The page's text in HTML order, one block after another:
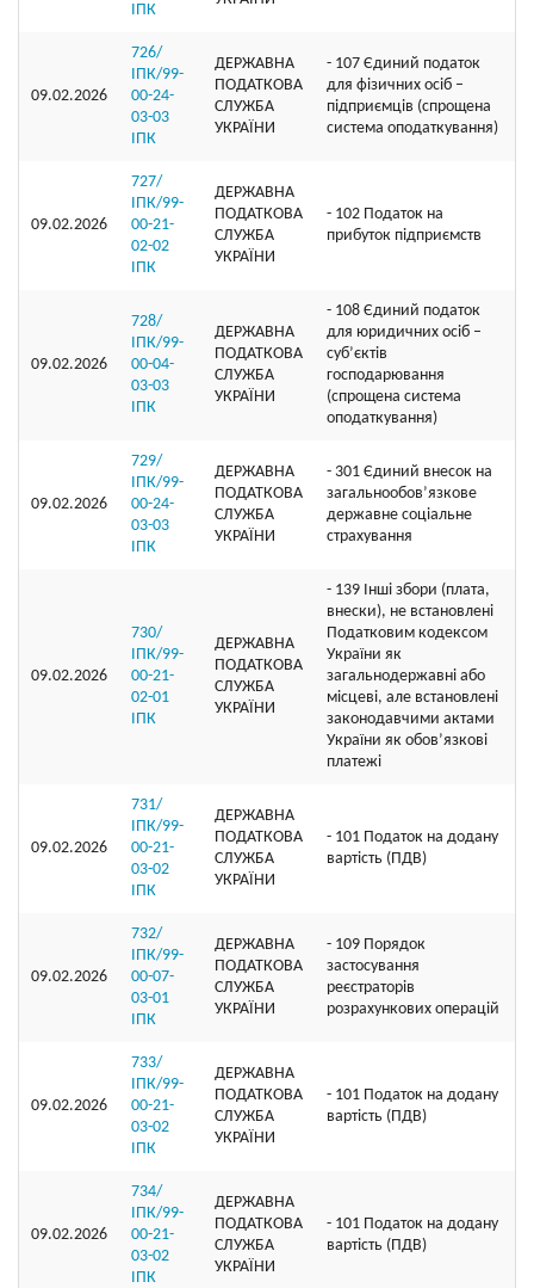
ІПК
09.02.2026
726/
ІПК/99-
00-24-
03-03
ІПК
ДЕРЖАВНА
ПОДАТКОВА
СЛУЖБА
УКРАЇНИ
- 107 Єдиний податок
для фізичних осіб –
підприємців (спрощена
система оподаткування)
09.02.2026
727/
ІПК/99-
00-21-
02-02
ІПК
ДЕРЖАВНА
ПОДАТКОВА
СЛУЖБА
УКРАЇНИ
- 102 Податок на
прибуток підприємств
09.02.2026
728/
ІПК/99-
00-04-
03-03
ІПК
ДЕРЖАВНА
ПОДАТКОВА
СЛУЖБА
УКРАЇНИ
- 108 Єдиний податок
для юридичних осіб –
суб’єктів
господарювання
(спрощена система
оподаткування)
09.02.2026
729/
ІПК/99-
00-24-
03-03
ІПК
ДЕРЖАВНА
ПОДАТКОВА
СЛУЖБА
УКРАЇНИ
- 301 Єдиний внесок на
загальнообов’язкове
державне соціальне
страхування
09.02.2026
730/
ІПК/99-
00-21-
02-01
ІПК
ДЕРЖАВНА
ПОДАТКОВА
СЛУЖБА
УКРАЇНИ
- 139 Інші збори (плата,
внески), не встановлені
Податковим кодексом
України як
загальнодержавні або
місцеві, але встановлені
законодавчими актами
України як обов’язкові
платежі
09.02.2026
731/
ІПК/99-
00-21-
03-02
ІПК
ДЕРЖАВНА
ПОДАТКОВА
СЛУЖБА
УКРАЇНИ
- 101 Податок на додану
вартість (ПДВ)
09.02.2026
732/
ІПК/99-
00-07-
03-01
ІПК
ДЕРЖАВНА
ПОДАТКОВА
СЛУЖБА
УКРАЇНИ
- 109 Порядок
застосування
реєстраторів
розрахункових операцій
09.02.2026
733/
ІПК/99-
00-21-
03-02
ІПК
ДЕРЖАВНА
ПОДАТКОВА
СЛУЖБА
УКРАЇНИ
- 101 Податок на додану
вартість (ПДВ)
09.02.2026
734/
ІПК/99-
00-21-
03-02
ІПК
ДЕРЖАВНА
ПОДАТКОВА
СЛУЖБА
УКРАЇНИ
- 101 Податок на додану
вартість (ПДВ)